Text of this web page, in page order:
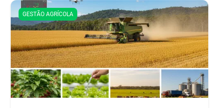
GESTÃO AGRÍCOLA